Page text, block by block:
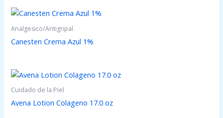
Analgesico/Antigripal
Canesten Crema Azul 1%
Cuidado de la Piel
Avena Lotion Colageno 17.0 oz